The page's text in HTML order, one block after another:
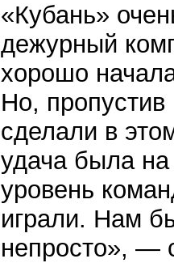
«Кубань»
дежурный
хорошо
Но,
сделали в
удача была
уровень
играли. Нам
непросто», —